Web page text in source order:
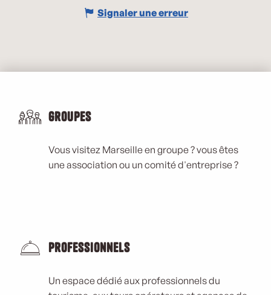
Signaler une erreur
Groupes
Vous visitez Marseille en groupe ? vous êtes
une association ou un comité d'entreprise ?
Professionnels
Un espace dédié aux professionnels du